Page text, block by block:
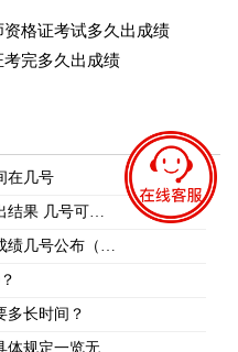
格证考试多久出成绩
完多久出成绩
在几号
结果 几号可…
绩几号公布（…
多长时间？
体规定一览无…